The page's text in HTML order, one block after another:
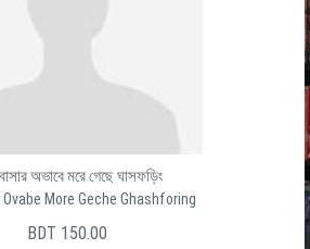
অভাবে মরে গেছে ঘাসফড়িং
More Geche Ghashforing
BDT 150.00